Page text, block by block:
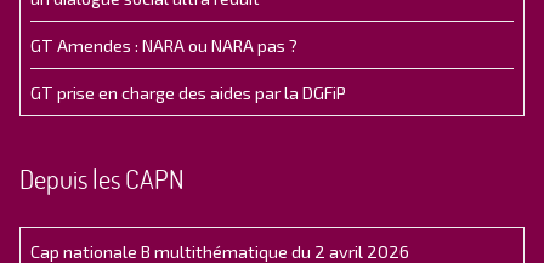
GT Amendes : NARA ou NARA pas ?
GT prise en charge des aides par la DGFiP
Depuis les CAPN
Cap nationale B multithématique du 2 avril 2026